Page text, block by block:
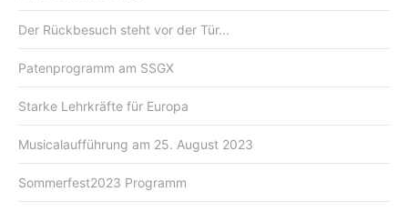
Der Rückbesuch steht vor der Tür...
Patenprogramm am SSGX
Starke Lehrkräfte für Europa
Musicalaufführung am 25. August 2023
Sommerfest2023 Programm